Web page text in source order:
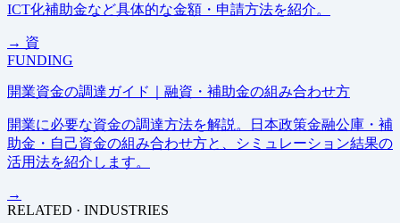
ICT化補助金など具体的な金額・申請方法を紹介。
→ 資
FUNDING
開業資金の調達ガイド｜融資・補助金の組み合わせ方
開業に必要な資金の調達方法を解説。日本政策金融公庫・補
助金・自己資金の組み合わせ方と、シミュレーション結果の
活用法を紹介します。
→
RELATED · INDUSTRIES